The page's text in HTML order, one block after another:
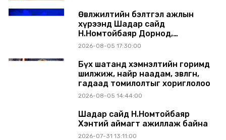
Өвөлжилтийн бэлтгэл ажлын
хүрээнд Шадар сайд
Н.Номтойбаяр Дорнод,
Сүхбаатар аймагт ажиллав
2026-08-05 17:30:00
Бүх шатанд хэмнэлтийн горимд
шилжиж, найр наадам, зөвлөгөөн,
гадаад томилолтыг хориглолоо
2026-08-05 14:44:00
Шадар сайд Н.Номтойбаяр
Хэнтий аймагт ажиллаж байна
2026-07-31 13:11:00